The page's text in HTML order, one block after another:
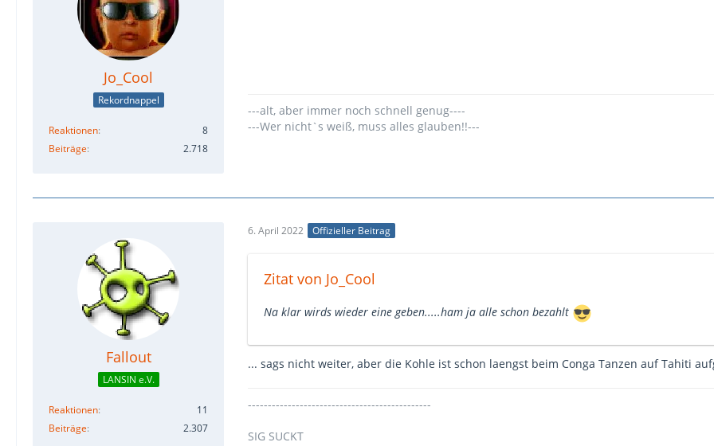
Jo_Cool
Rekordnappel
Reaktionen
8
Beiträge
2.718
---alt, aber immer noch schnell genug----
---Wer nicht`s weiß, muss alles glauben!!---
Fallout
LANSIN e.V.
Reaktionen
11
Beiträge
2.307
6. April 2022 Offizieller Beitrag
Zitat von Jo_Cool
Na klar wirds wieder eine geben.....ham ja alle schon bezahlt
... sags nicht weiter, aber die Kohle ist schon laengst beim Conga Tanzen auf Tahiti
----------------------------------------------
SIG SUCKT